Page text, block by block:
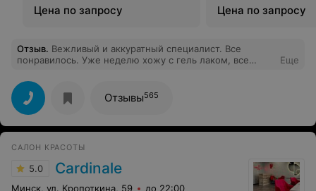
Цена по запросу
Цена по запросу
Отзыв. Вежливый и аккуратный специалист. Все
понравилось. Уже неделю хожу с гель лаком, все
Еще
Отзывы565
САЛОН КРАСОТЫ
5.0 Cardinale
Минск, ул. Кропоткина, 59 до 22:00